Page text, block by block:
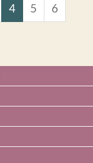
4 5 6